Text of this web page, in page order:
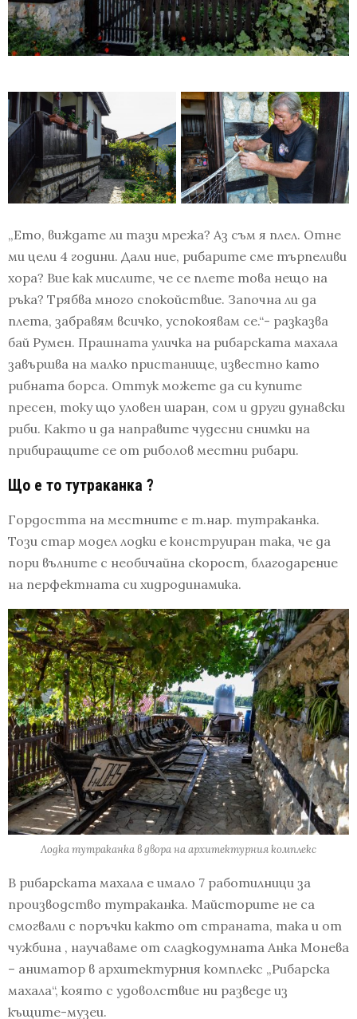
„Ето, виждате ли тази мрежа? Аз съм я плел. Отне
ми цели 4 години. Дали ние, рибарите сме търпеливи
хора? Вие как мислите, че се плете това нещо на
ръка? Трябва много спокойствие. Започна ли да
плета, забравям всичко, успокоявам се.“- разказва
бай Румен. Прашната уличка на рибарската махала
завършва на малко пристанище, известно като
рибната борса. Оттук можете да си купите
пресен, току що уловен шаран, сом и други дунавски
риби. Както и да направите чудесни снимки на
прибиращите се от риболов местни рибари.
Що е то тутраканка ?
Гордостта на местните е т.нар. тутраканка.
Този стар модел лодки е конструиран така, че да
пори вълните с необичайна скорост, благодарение
на перфектната си хидродинамика.
Лодка тутраканка в двора на архитектурния комплекс
В рибарската махала е имало 7 работилници за
производство тутраканка. Майсторите не са
смогвали с поръчки както от страната, така и от
чужбина , научаваме от сладкодумната Анка Монева
– аниматор в архитектурния комплекс „Рибарска
махала“, която с удоволствие ни разведе из
къщите-музеи.